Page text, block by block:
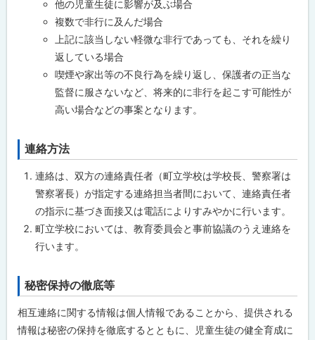
他の児童生徒に影響が及ぶ場合
複数で非行に及んだ場合
上記に該当しない軽微な非行であっても、それを繰り
返している場合
喫煙や家出等の不良行為を繰り返し、保護者の正当な
監督に服さないなど、将来的に非行を起こす可能性が
高い場合などの事案となります。
ト
プ
る
連絡方法
連絡は、双方の連絡責任者（町立学校は学校長、警察署は
警察署長）が指定する連絡担当者間において、連絡責任者
の指示に基づき面接又は電話によりすみやかに行います。
町立学校においては、教育委員会と事前協議のうえ連絡を
行います。
ト
プ
秘密保持の徹底等
相互連絡に関する情報は個人情報であることから、提供される
情報は秘密の保持を徹底するとともに、児童生徒の健全育成に